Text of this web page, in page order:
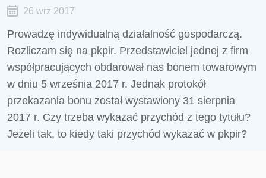
26 wrz 2017
Prowadzę indywidualną działalność gospodarczą.
Rozliczam się na pkpir. Przedstawiciel jednej z firm
współpracujących obdarował nas bonem towarowym
w dniu 5 września 2017 r. Jednak protokół
przekazania bonu został wystawiony 31 sierpnia
2017 r. Czy trzeba wykazać przychód z tego tytułu?
Jeżeli tak, to kiedy taki przychód wykazać w pkpir?